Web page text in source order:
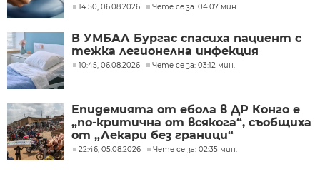
14:50, 06.08.2026 Чете се за: 04:07 мин.
В УМБАЛ Бургас спасиха пациент с
тежка легионелна инфекция
10:45, 06.08.2026 Чете се за: 03:12 мин.
Епидемията от ебола в ДР Конго е
„по-критична от всякога“, съобщиха
от „Лекари без граници“
22:46, 05.08.2026 Чете се за: 02:35 мин.